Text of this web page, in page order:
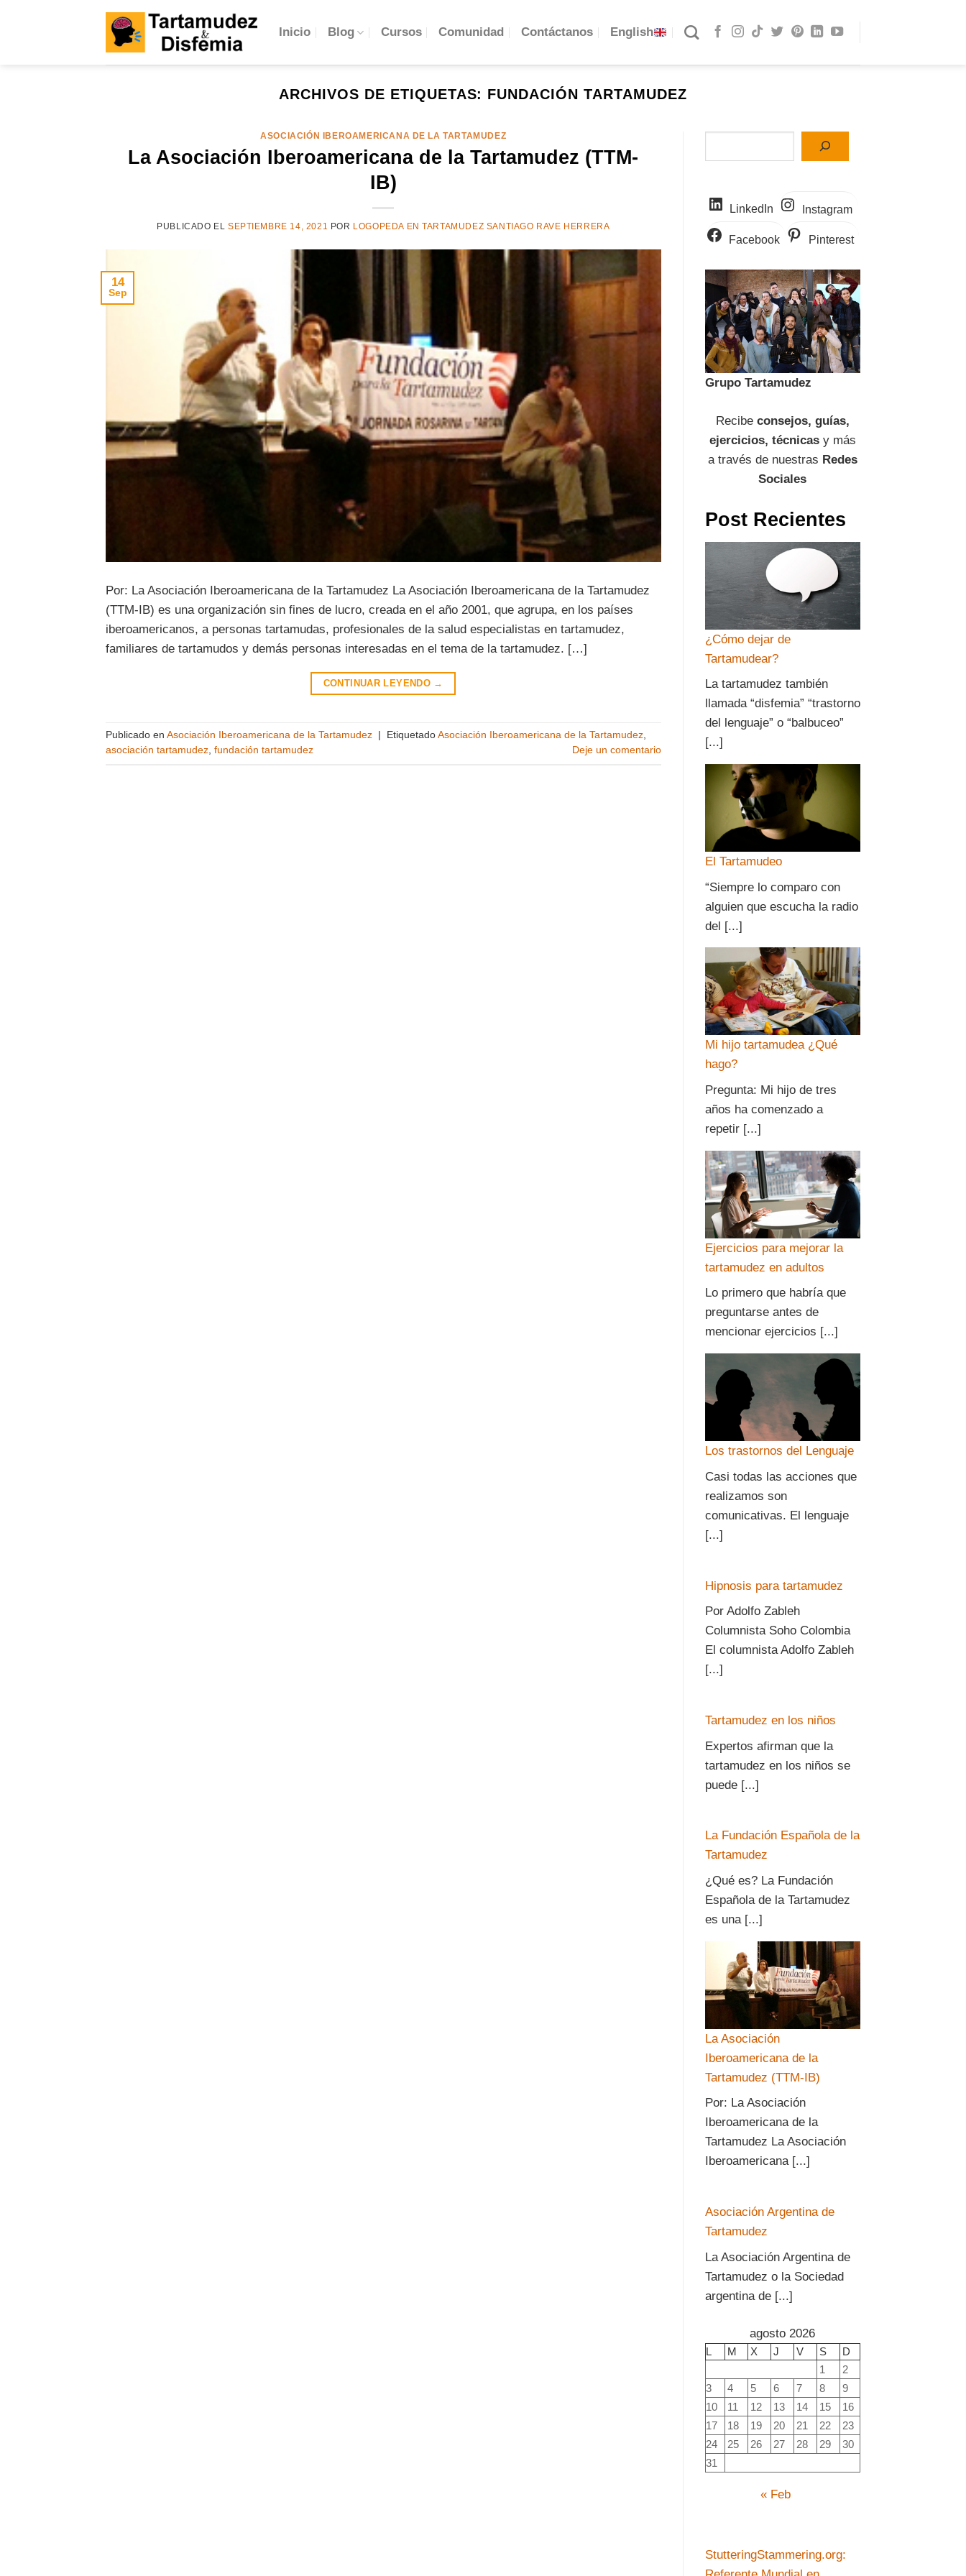
Inicio Blog Cursos Comunidad Contáctanos English
ARCHIVOS DE ETIQUETAS: FUNDACIÓN TARTAMUDEZ
ASOCIACIÓN IBEROAMERICANA DE LA TARTAMUDEZ
La Asociación Iberoamericana de la Tartamudez (TTM-
IB)
PUBLICADO EL SEPTIEMBRE 14, 2021 POR LOGOPEDA EN TARTAMUDEZ SANTIAGO RAVE HERRERA
14
Sep
Por: La Asociación Iberoamericana de la Tartamudez La Asociación Iberoamericana de la Tartamudez
(TTM-IB) es una organización sin fines de lucro, creada en el año 2001, que agrupa, en los países
iberoamericanos, a personas tartamudas, profesionales de la salud especialistas en tartamudez,
familiares de tartamudos y demás personas interesadas en el tema de la tartamudez. […]
CONTINUAR LEYENDO →
Publicado en Asociación Iberoamericana de la Tartamudez Etiquetado Asociación Iberoamericana de la Tartamudez,
asociación tartamudez, fundación tartamudez Deje un comentario
LinkedIn Instagram
Facebook Pinterest
Grupo Tartamudez
Recibe consejos, guías,
ejercicios, técnicasy más
a través de nuestras Redes
Sociales
Post Recientes
¿Cómo dejar de
Tartamudear?
La tartamudez también
llamada “disfemia” “trastorno
del lenguaje” o “balbuceo”
[...]
El Tartamudeo
“Siempre lo comparo con
alguien que escucha la radio
del [...]
Mi hijo tartamudea ¿Qué
hago?
Pregunta: Mi hijo de tres
años ha comenzado a
repetir [...]
Ejercicios para mejorar la
tartamudez en adultos
Lo primero que habría que
preguntarse antes de
mencionar ejercicios [...]
Los trastornos del Lenguaje
Casi todas las acciones que
realizamos son
comunicativas. El lenguaje
[...]
Hipnosis para tartamudez
Por Adolfo Zableh
Columnista Soho Colombia
El columnista Adolfo Zableh
[...]
Tartamudez en los niños
Expertos afirman que la
tartamudez en los niños se
puede [...]
La Fundación Española de la
Tartamudez
¿Qué es? La Fundación
Española de la Tartamudez
es una [...]
La Asociación
Iberoamericana de la
Tartamudez (TTM-IB)
Por: La Asociación
Iberoamericana de la
Tartamudez La Asociación
Iberoamericana [...]
Asociación Argentina de
Tartamudez
La Asociación Argentina de
Tartamudez o la Sociedad
argentina de [...]
agosto 2026
L M X J V S
D
1
2
3
4 5 6 7 8
9
10
11 12 13 14 15
16
17
18 19 20 21 22
23
24
25 26 27 28 29
30
31
« Feb
StutteringStammering.org: